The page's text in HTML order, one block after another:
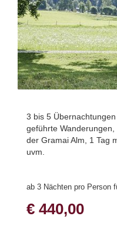
3 bis 5
geführte
der Gramai Alm, 1 Tag
uvm.
ab 3 Nächten pro Person
€ 440,00